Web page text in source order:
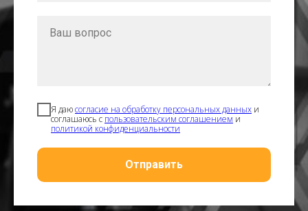
Ваш вопрос
Я даюсогласие на обработку персональных данных и
соглашаюсь с пользовательским соглашением и
политикой конфиденциальности
Отправить